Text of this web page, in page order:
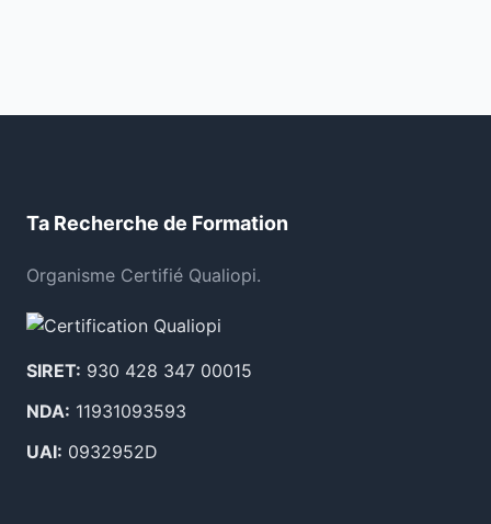
Ta Recherche de Formation
Organisme Certifié Qualiopi.
SIRET: 930 428 347 00015
NDA: 11931093593
UAI: 0932952D